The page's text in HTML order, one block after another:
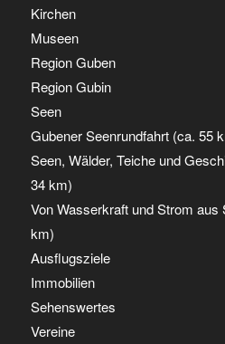
Kirchen
Museen
Region Guben
Region Gubin
Seen
Gubener Seenrundfahrt (ca. 55
Seen, Wälder, Teiche und
34 km)
Von Wasserkraft und Strom
km)
Ausflugsziele
Immobilien
Sehenswertes
Vereine